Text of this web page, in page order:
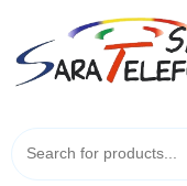
content